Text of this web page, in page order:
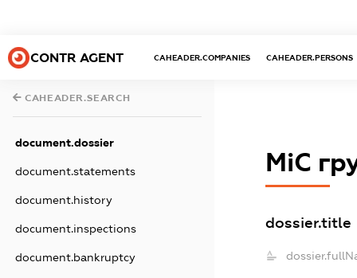
CONTR AGENT CAHEADER.COMPANIES CAHEADER.PERSONS
CAHEADER.SEARCH
document.dossier
document.statements
document.history
document.inspections
document.bankruptcy
МіС
dossier.title